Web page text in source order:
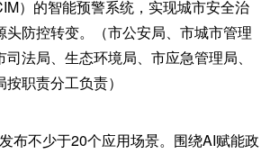
）的智能预警系统，实现城市安全治
头防控转变。（市公安局、市城市管理
法局、生态环境局、市应急管理局、
职责分工负责）
布不少于20个应用场景。围绕AI赋能政